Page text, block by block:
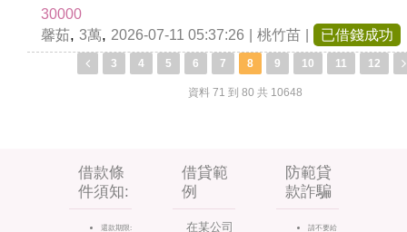
30000
馨茹, 3萬, 2026-07-11 05:37:26 桃竹苗 已借錢成功
3 4 5 6 7 8 9 10 11 12
資料 71 到 80 共 10648
借款條
件須知:
還款期限:
借貸範
例
在某公司
防範貸
款詐騙
請不要給